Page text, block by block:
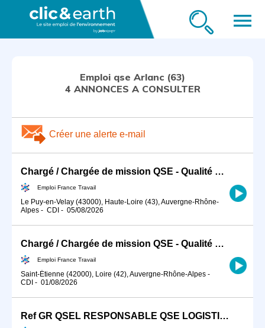
menu
Emploi qse Arlanc (63)
4 ANNONCES A CONSULTER
Créer une alerte e-mail
Chargé / Chargée de mission QSE - Qualité Sécurité Environnement (H/F)
Emploi France Travail
Le Puy-en-Velay (43000), Haute-Loire (43), Auvergne-Rhône-
Alpes - CDI - 05/08/2026
Chargé / Chargée de mission QSE - Qualité Sécurité Environnement (H/F)
Emploi France Travail
Saint-Étienne (42000), Loire (42), Auvergne-Rhône-Alpes -
CDI - 01/08/2026
Ref GR QSEL RESPONSABLE QSE LOGISTIQUE ENTREPOTS (H/F)